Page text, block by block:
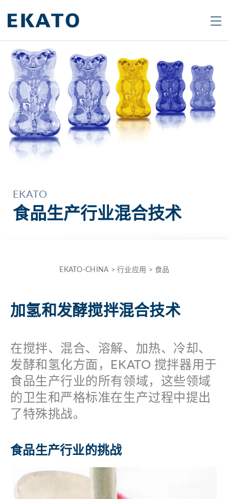
Search
Are
you
looking
for
a
specific
product
topic?
Type
in
receive
answer
to
your
search.
EKATO
食品生产行业混合技术
EKATO-CHINA >行业应用 >食品
加氢和发酵搅拌混合技术
在搅拌、混合、溶解、加热、冷却、
发酵和氢化方面，EKATO 搅拌器用于
食品生产行业的所有领域，这些领域
的卫生和严格标准在生产过程中提出
了特殊挑战。
食品生产行业的挑战